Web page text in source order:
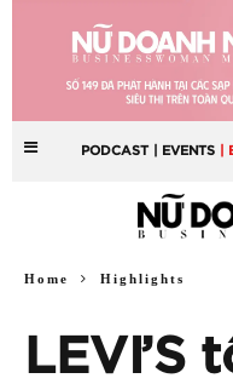
PODCAST | EVENTS |
Home Highlights
LEVI’S